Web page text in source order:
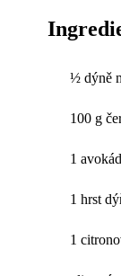
½ dýně
100 g
1
1 hrst
1